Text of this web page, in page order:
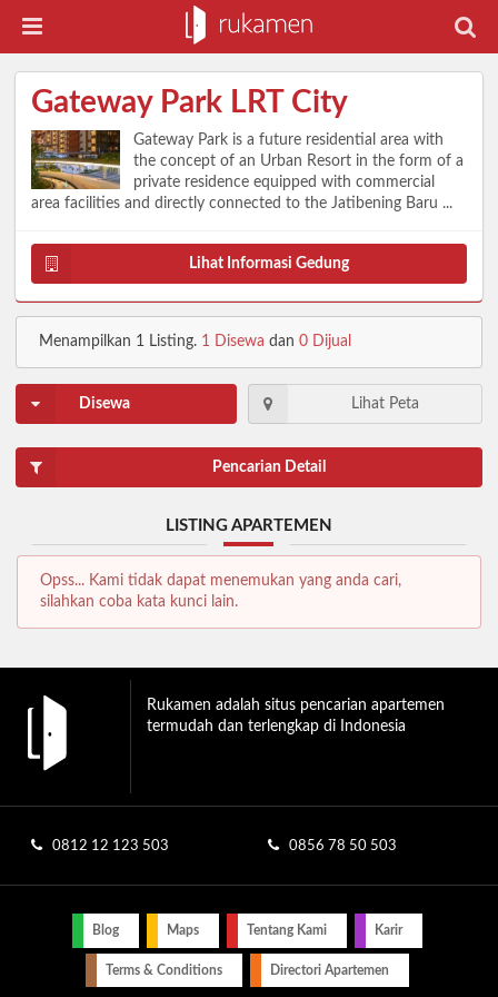
Gateway Park LRT City
Gateway Park is a future residential area with
the concept of an Urban Resort in the form of a
private residence equipped with commercial
area facilities and directly connected to the Jatibening Baru ...
Lihat Informasi Gedung
Menampilkan 1 Listing. 1 Disewa dan 0 Dijual
Disewa Lihat Peta
Pencarian Detail
LISTING APARTEMEN
Opss... Kami tidak dapat menemukan yang anda cari,
silahkan coba kata kunci lain.
Rukamen adalah situs pencarian apartemen
termudah dan terlengkap di Indonesia
0812 12 123 503 0856 78 50 503
Blog Maps Tentang Kami Karir
Terms & Conditions Directori Apartemen